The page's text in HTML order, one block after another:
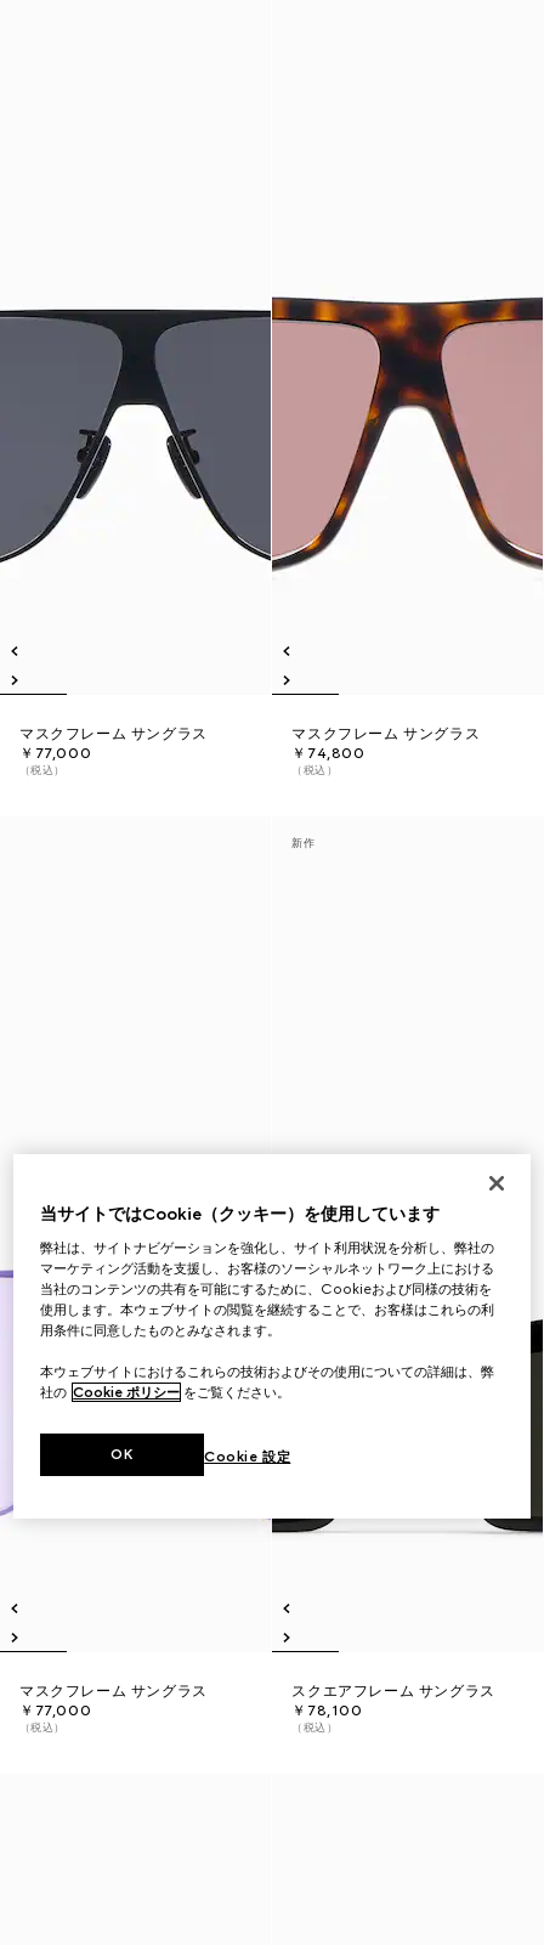
マスクフレーム サングラス
￥77,000
（税込）
マスクフレーム サングラス
￥74,800
（税込）
マスクフレーム サングラス
￥77,000
（税込）
新作
スクエアフレーム サングラス
￥78,100
（税込）
当サイトではCookie（クッキー）を使用しています
弊社は、サイトナビゲーションを強化し、サイト利用状況を分析し、弊社の
マーケティング活動を支援し、お客様のソーシャルネットワーク上における
当社のコンテンツの共有を可能にするために、Cookieおよび同様の技術を
使用します。本ウェブサイトの閲覧を継続することで、お客様はこれらの利
用条件に同意したものとみなされます。
本ウェブサイトにおけるこれらの技術およびその使用についての詳細は、弊
社の Cookie ポリシー をご覧ください。
Cookie 設定
OK